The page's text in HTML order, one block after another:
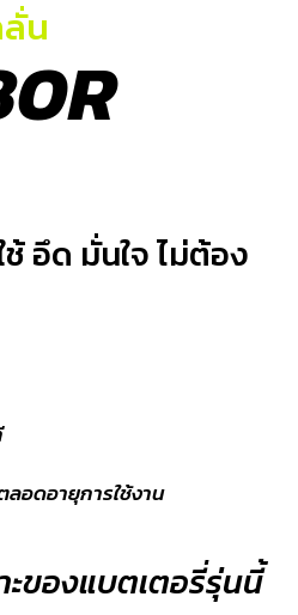
น
อึด มั่นใจ ไม่ต้อง
อดอายุการใช้งาน
ะของแบตเตอรี่รุ่นนี้